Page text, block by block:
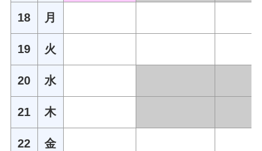
18 月
19 火
20 水
21 木
22 金